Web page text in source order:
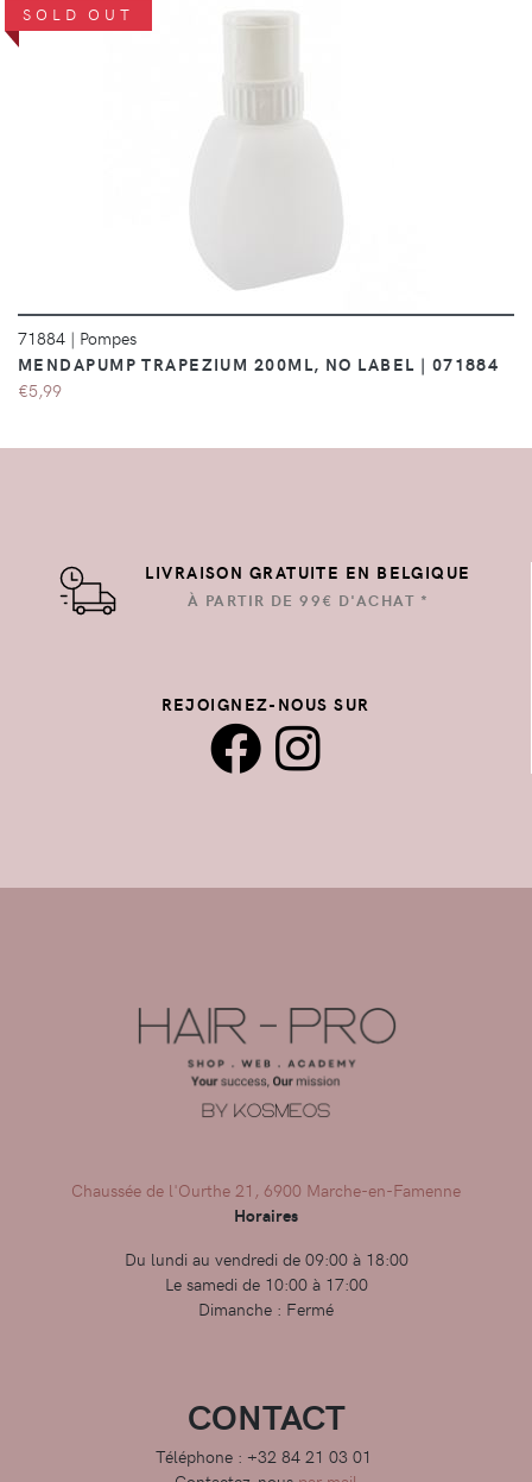
SOLD OUT
71884 | Pompes
MENDAPUMP TRAPEZIUM 200ML, NO LABEL | 071884
€5,99
LIVRAISON GRATUITE EN BELGIQUE
À PARTIR DE 99€ D'ACHAT *
REJOIGNEZ-NOUS SUR
Chaussée de l'Ourthe 21, 6900 Marche-en-Famenne
Horaires
Du lundi au vendredi de 09:00 à 18:00
Le samedi de 10:00 à 17:00
Dimanche : Fermé
CONTACT
Téléphone : +32 84 21 03 01